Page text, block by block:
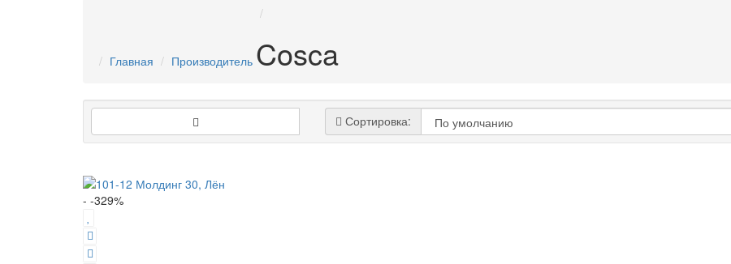
Главная Производитель Cosca
Сортировка:
- -329%